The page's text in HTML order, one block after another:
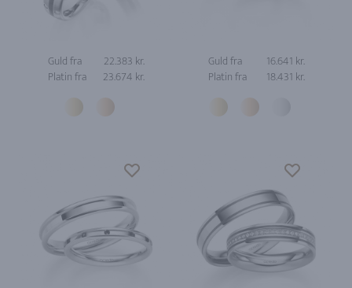
Guld fra
22.383 kr.
Platin fra
23.674 kr.
Guld fra
16.641 kr.
Platin fra
18.431 kr.